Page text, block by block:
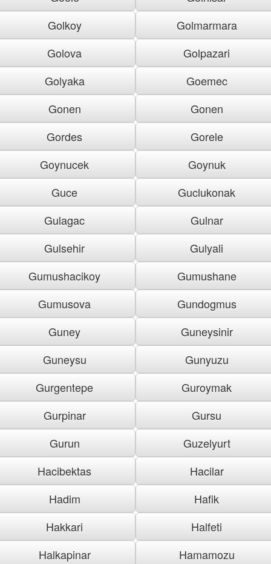
Golkoy
Golmarmara
Golova
Golpazari
Golyaka
Goemec
Gonen
Gonen
Gordes
Gorele
Goynucek
Goynuk
Guce
Guclukonak
Gulagac
Gulnar
Gulsehir
Gulyali
Gumushacikoy
Gumushane
Gumusova
Gundogmus
Guney
Guneysinir
Guneysu
Gunyuzu
Gurgentepe
Guroymak
Gurpinar
Gursu
Gurun
Guzelyurt
Hacibektas
Hacilar
Hadim
Hafik
Hakkari
Halfeti
Halkapinar
Hamamozu